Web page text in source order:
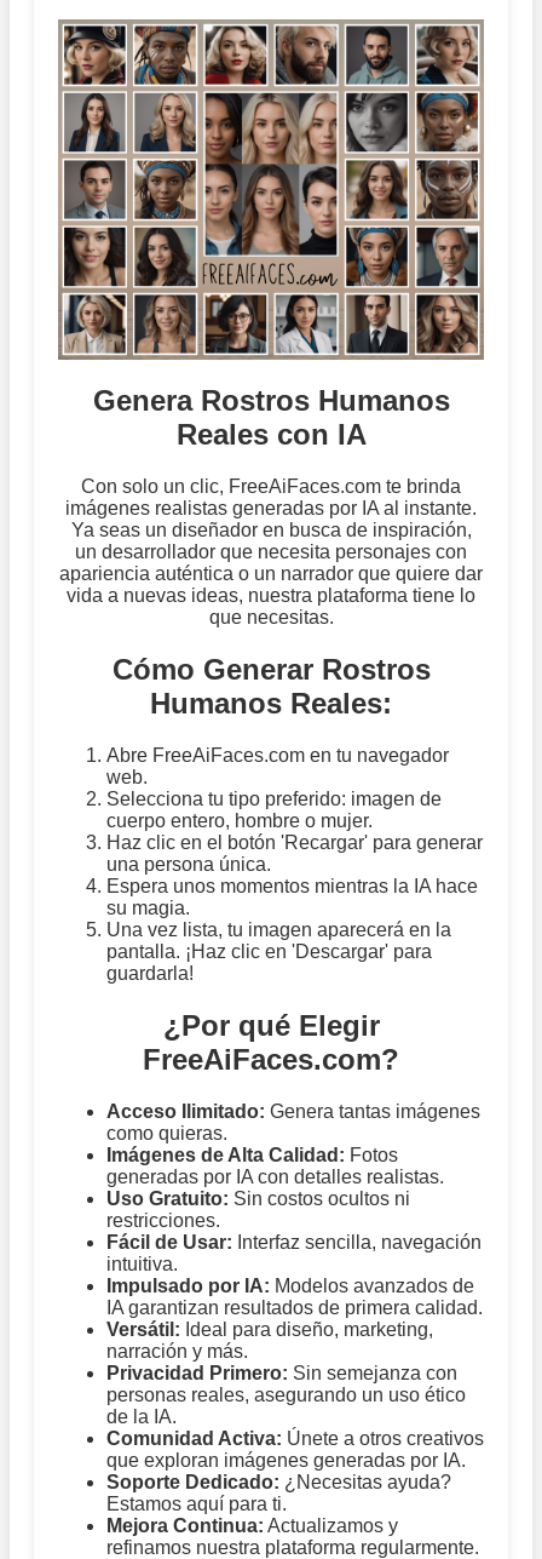
Genera Rostros Humanos
Reales con IA
Con solo un clic, FreeAiFaces.com te brinda
imágenes realistas generadas por IA al instante.
Ya seas un diseñador en busca de inspiración,
un desarrollador que necesita personajes con
apariencia auténtica o un narrador que quiere dar
vida a nuevas ideas, nuestra plataforma tiene lo
que necesitas.
Cómo Generar Rostros
Humanos Reales:
Abre FreeAiFaces.com en tu navegador
web.
Selecciona tu tipo preferido: imagen de
cuerpo entero, hombre o mujer.
Haz clic en el botón 'Recargar' para generar
una persona única.
Espera unos momentos mientras la IA hace
su magia.
Una vez lista, tu imagen aparecerá en la
pantalla. ¡Haz clic en 'Descargar' para
guardarla!
¿Por qué Elegir
FreeAiFaces.com?
Acceso Ilimitado: Genera tantas imágenes
como quieras.
Imágenes de Alta Calidad: Fotos
generadas por IA con detalles realistas.
Uso Gratuito: Sin costos ocultos ni
restricciones.
Fácil de Usar: Interfaz sencilla, navegación
intuitiva.
Impulsado por IA: Modelos avanzados de
IA garantizan resultados de primera calidad.
Versátil: Ideal para diseño, marketing,
narración y más.
Privacidad Primero: Sin semejanza con
personas reales, asegurando un uso ético
de la IA.
Comunidad Activa: Únete a otros creativos
que exploran imágenes generadas por IA.
Soporte Dedicado: ¿Necesitas ayuda?
Estamos aquí para ti.
Mejora Continua: Actualizamos y
refinamos nuestra plataforma regularmente.